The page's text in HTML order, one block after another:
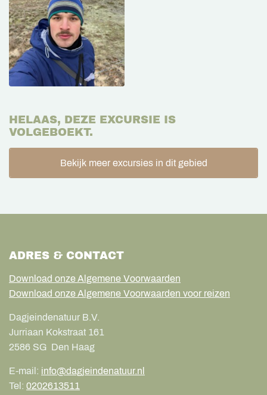
HELAAS, DEZE EXCURSIE IS
VOLGEBOEKT.
Bekijk meer excursies in dit gebied
ADRES & CONTACT
Download onze Algemene Voorwaarden
Download onze Algemene Voorwaarden voor reizen
Dagjeindenatuur B.V.
Jurriaan Kokstraat 161
2586 SG Den Haag
E-mail: info@dagjeindenatuur.nl
Tel: 0202613511